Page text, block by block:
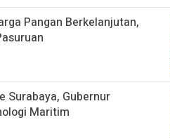
Pangan Berkelanjutan,
Surabaya, Gubernur
Maritim